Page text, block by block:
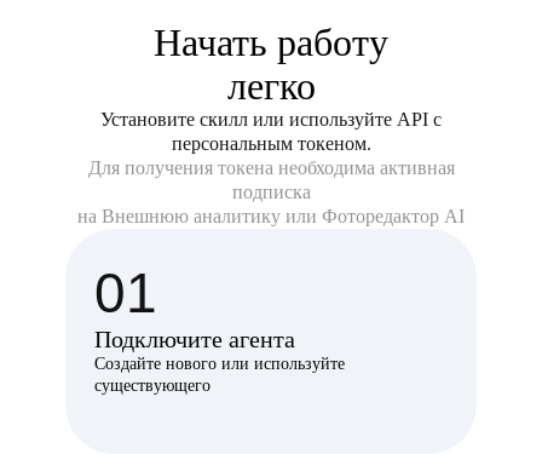
Начать работу
легко
Установите скилл или используйте API с
персональным токеном.
Для получения токена необходима активная
подписка
на Внешнюю аналитику или Фоторедактор AI
01
Подключите агента
Создайте нового или используйте
существующего